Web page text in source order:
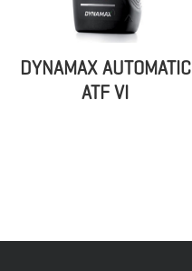
DYNAMAX AUTOMATIC
ATF VI